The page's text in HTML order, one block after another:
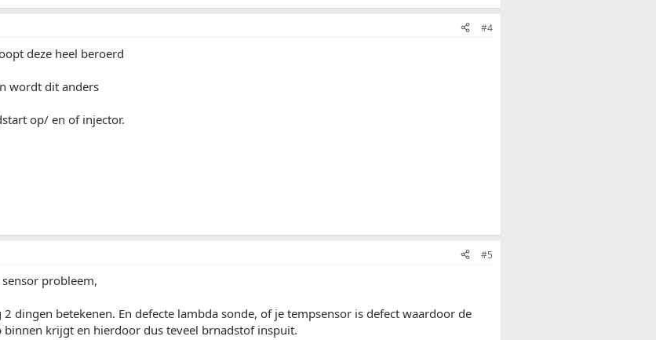
#4
deze heel beroerd
wordt dit anders
op/ en of injector.
#5
probleem,
dingen betekenen. En defecte lambda sonde, of je tempsensor is defect waardoor de
binnen krijgt en hierdoor dus teveel brnadstof inspuit.